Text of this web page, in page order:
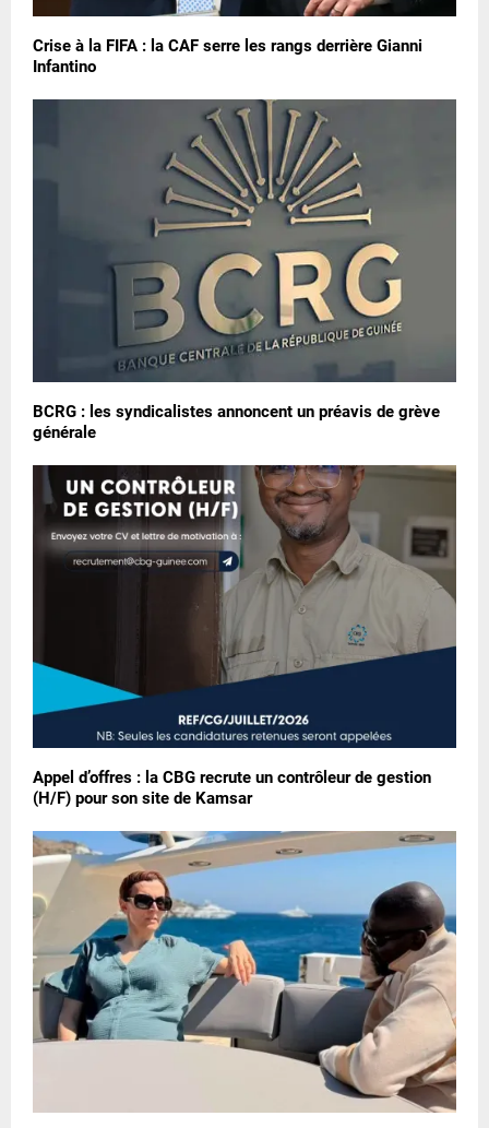
Crise à la FIFA : la CAF serre les rangs derrière Gianni
Infantino
BCRG : les syndicalistes annoncent un préavis de grève
générale
Appel d’offres : la CBG recrute un contrôleur de gestion
(H/F) pour son site de Kamsar